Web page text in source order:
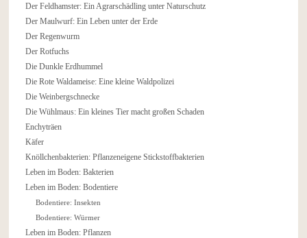
Der Feldhamster: Ein Agrarschädling unter Naturschutz
Der Maulwurf: Ein Leben unter der Erde
Der Regenwurm
Der Rotfuchs
Die Dunkle Erdhummel
Die Rote Waldameise: Eine kleine Waldpolizei
Die Weinbergschnecke
Die Wühlmaus: Ein kleines Tier macht großen Schaden
Enchyträen
Käfer
Knöllchenbakterien: Pflanzeneigene Stickstoffbakterien
Leben im Boden: Bakterien
Leben im Boden: Bodentiere
Bodentiere: Insekten
Bodentiere: Würmer
Leben im Boden: Pflanzen